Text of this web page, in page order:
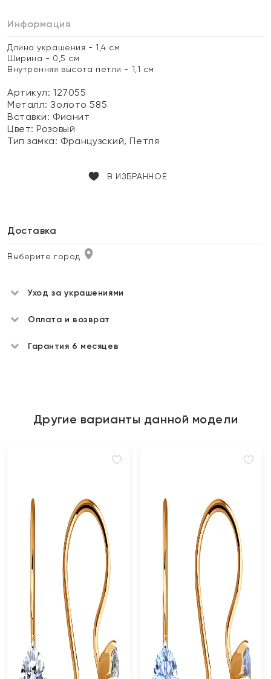
Информация
Длина украшения - 1,4 см
Ширина - 0,5 см
Внутренняя высота петли - 1,1 см
Артикул: 127055
Металл:Золото 585
Вставки: Фианит
Цвет:Розовый
Тип замка: Французский, Петля
В ИЗБРАННОЕ
Доставка
Выберите город
Уход за украшениями
Оплата и возврат
Гарантия 6 месяцев
Другие варианты данной модели